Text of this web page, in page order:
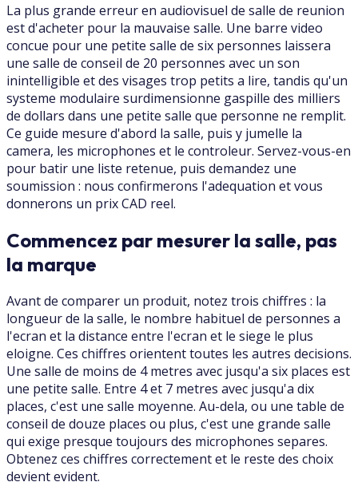
La plus grande erreur en audiovisuel de salle de reunion
est d'acheter pour la mauvaise salle. Une barre video
concue pour une petite salle de six personnes laissera
une salle de conseil de 20 personnes avec un son
inintelligible et des visages trop petits a lire, tandis qu'un
systeme modulaire surdimensionne gaspille des milliers
de dollars dans une petite salle que personne ne remplit.
Ce guide mesure d'abord la salle, puis y jumelle la
camera, les microphones et le controleur. Servez-vous-en
pour batir une liste retenue, puis demandez une
soumission : nous confirmerons l'adequation et vous
donnerons un prix CAD reel.
Commencez par mesurer la salle, pas
la marque
Avant de comparer un produit, notez trois chiffres : la
longueur de la salle, le nombre habituel de personnes a
l'ecran et la distance entre l'ecran et le siege le plus
eloigne. Ces chiffres orientent toutes les autres decisions.
Une salle de moins de 4 metres avec jusqu'a six places est
une petite salle. Entre 4 et 7 metres avec jusqu'a dix
places, c'est une salle moyenne. Au-dela, ou une table de
conseil de douze places ou plus, c'est une grande salle
qui exige presque toujours des microphones separes.
Obtenez ces chiffres correctement et le reste des choix
devient evident.